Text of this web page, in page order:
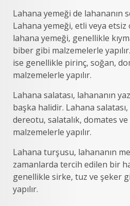
Lahana yemeği de lahananın
Lahana yemeği, etli veya etsiz
lahana yemeği, genellikle
biber gibi malzemelerle
ise genellikle pirinç, soğan,
malzemelerle yapılır.
Lahana salatası, lahananın
başka halidir. Lahana
dereotu, salatalık, domates
malzemelerle yapılır.
Lahana turşusu, lahananın
zamanlarda tercih edilen bir
genellikle sirke, tuz ve şeker
yapılır.